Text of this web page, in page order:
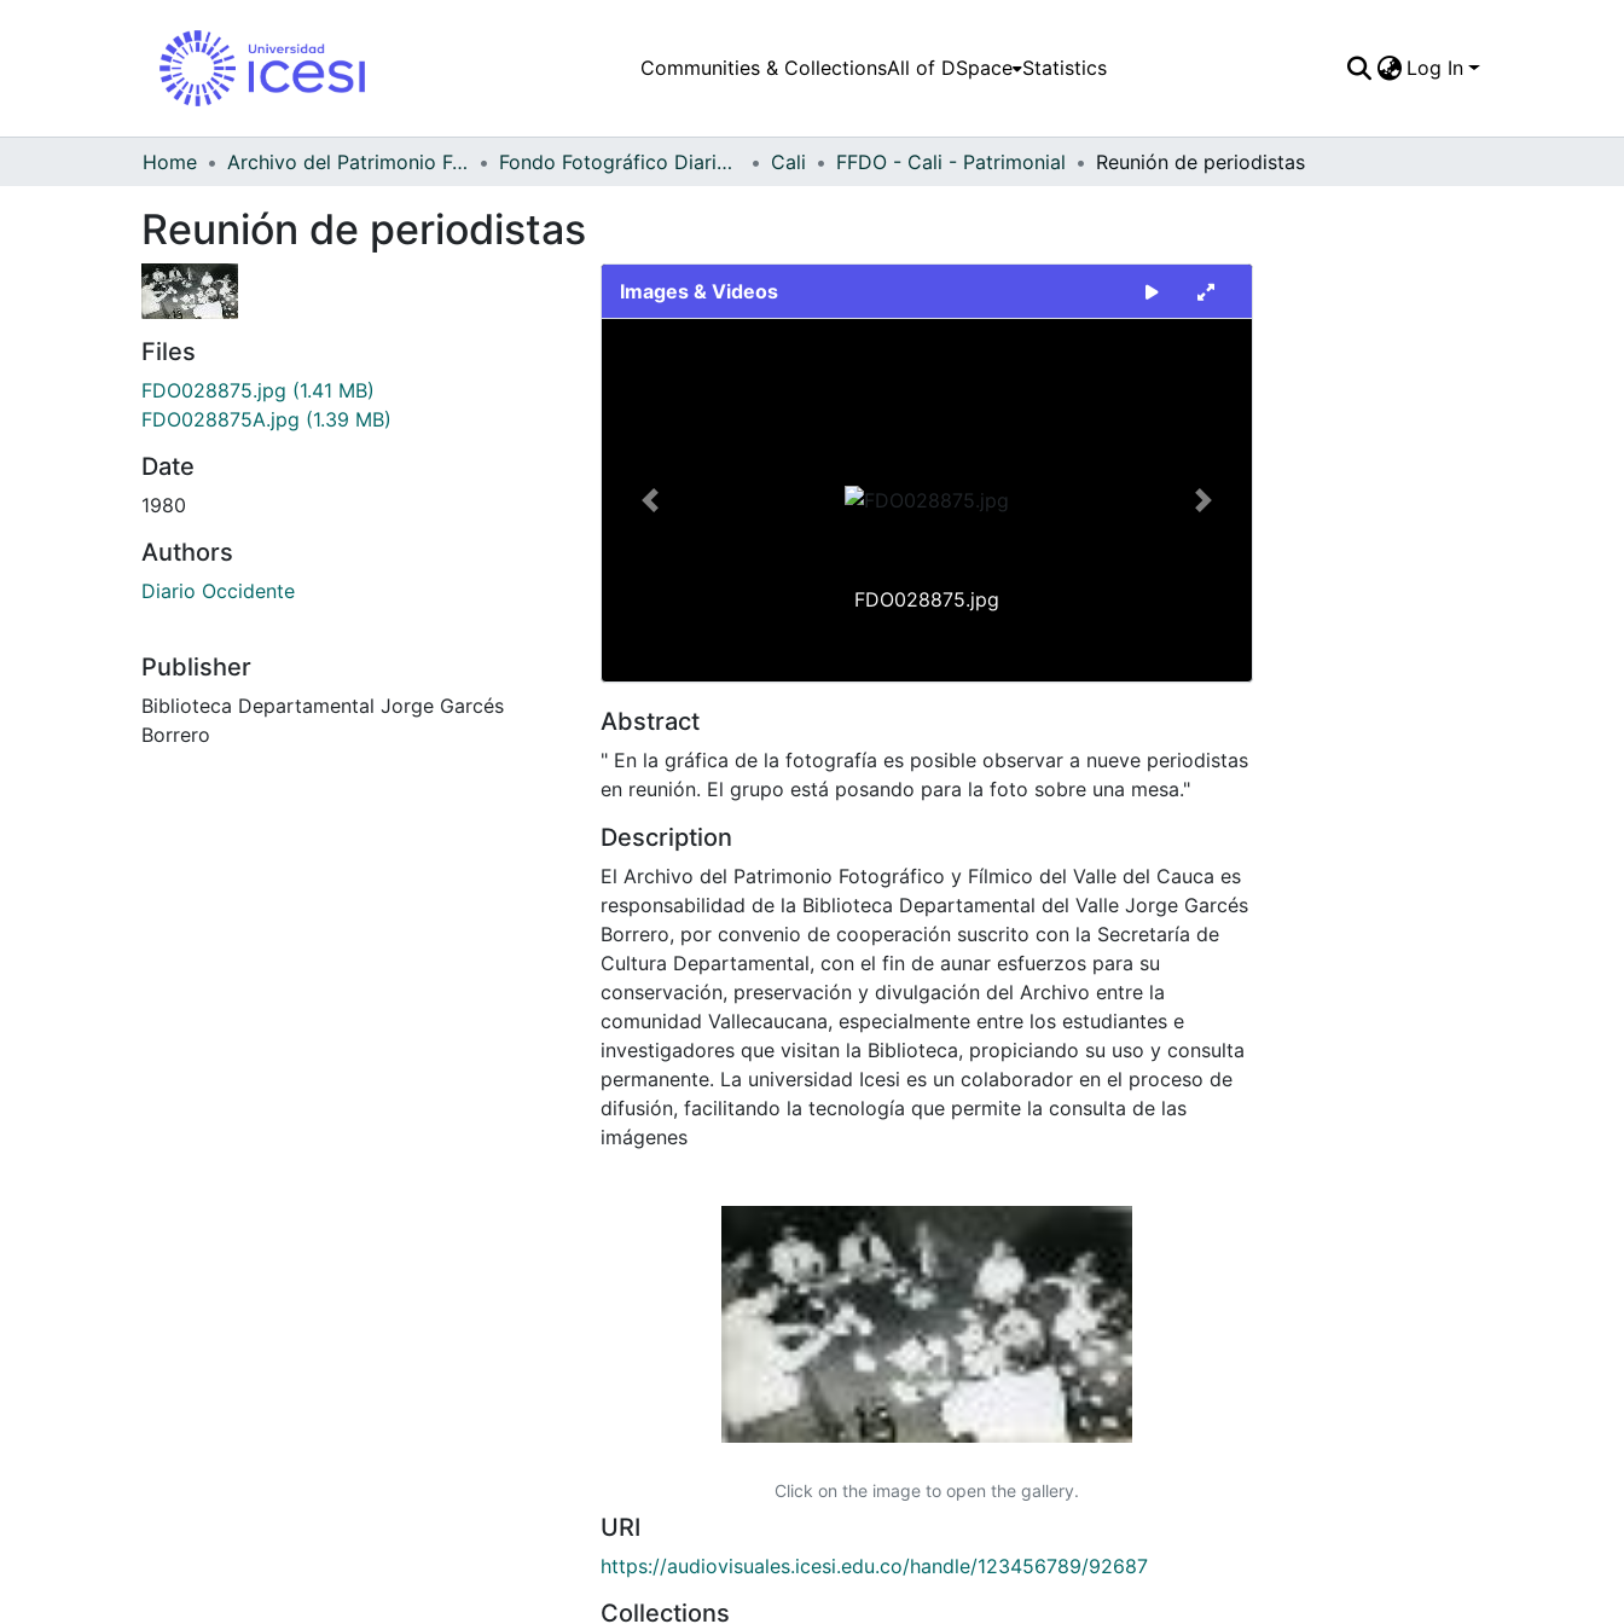
Communities & CollectionsAll of DSpace Statistics Log In
Home Archivo del Patrimonio Fotográfico y Fílmico del Valle del Cauca Fondo Fotográfico Diario Occidente Cali FFDO - Cali - Patrimonial Reunión de periodistas
Reunión de periodistas
Files
FDO028875.jpg (1.41 MB)
FDO028875A.jpg (1.39 MB)
Date
1980
Authors
Diario Occidente
Publisher
Biblioteca Departamental Jorge Garcés
Borrero
Images & Videos
FDO028875.jpg
Previous Next
Abstract
" En la gráfica de la fotografía es posible observar a nueve periodistas
en reunión. El grupo está posando para la foto sobre una mesa."
Description
El Archivo del Patrimonio Fotográfico y Fílmico del Valle del Cauca es
responsabilidad de la Biblioteca Departamental del Valle Jorge Garcés
Borrero, por convenio de cooperación suscrito con la Secretaría de
Cultura Departamental, con el fin de aunar esfuerzos para su
conservación, preservación y divulgación del Archivo entre la
comunidad Vallecaucana, especialmente entre los estudiantes e
investigadores que visitan la Biblioteca, propiciando su uso y consulta
permanente. La universidad Icesi es un colaborador en el proceso de
difusión, facilitando la tecnología que permite la consulta de las
imágenes
Click on the image to open the gallery.
URI
https://audiovisuales.icesi.edu.co/handle/123456789/92687
Collections